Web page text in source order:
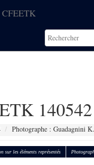
CFEETK
140542
Photographe : Guadagnini K.
sur les éléments représentés